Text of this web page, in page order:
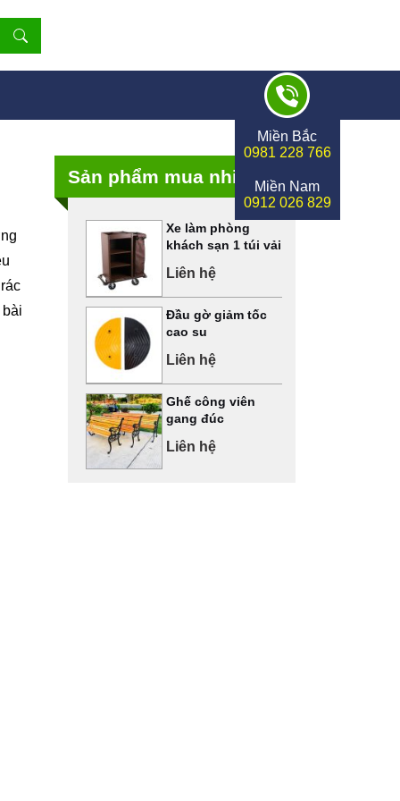
Miền Bắc
0981 228 766
Miền Nam
0912 026 829
Sản phẩm mua nhiều
Xe làm phòng
khách sạn 1 túi vải
Liên hệ
Đầu gờ giảm tốc
cao su
Liên hệ
Ghế công viên
gang đúc
Liên hệ